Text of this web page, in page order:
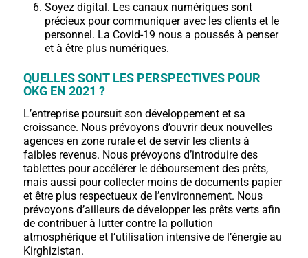
Soyez digital. Les canaux numériques sont
précieux pour communiquer avec les clients et le
personnel. La Covid-19 nous a poussés à penser
et à être plus numériques.
QUELLES SONT LES PERSPECTIVES POUR
OKG EN 2021 ?
L’entreprise poursuit son développement et sa
croissance. Nous prévoyons d’ouvrir deux nouvelles
agences en zone rurale et de servir les clients à
faibles revenus. Nous prévoyons d’introduire des
tablettes pour accélérer le déboursement des prêts,
mais aussi pour collecter moins de documents papier
et être plus respectueux de l’environnement. Nous
prévoyons d’ailleurs de développer les prêts verts afin
de contribuer à lutter contre la pollution
atmosphérique et l’utilisation intensive de l’énergie au
Kirghizistan.